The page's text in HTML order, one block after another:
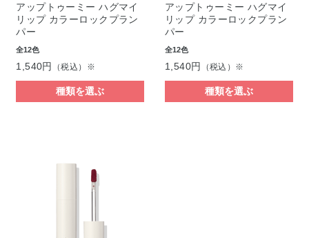
アップトゥーミー ハグマイ
リップ カラーロックプラン
パー
全12色
1,540円 （税込）※
種類を選ぶ
アップトゥーミー ハグマイ
リップ カラーロックプラン
パー
全12色
1,540円 （税込）※
種類を選ぶ